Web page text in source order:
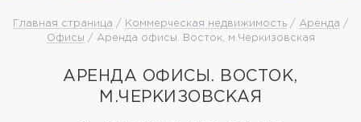
Главная страница / Коммерческая недвижимость/ Аренда /
Офисы / Аренда офисы. Восток, м.Черкизовская
АРЕНДА ОФИСЫ. ВОСТОК,
М.ЧЕРКИЗОВСКАЯ